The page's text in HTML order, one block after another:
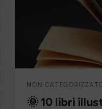
NON
🌞 10 libri